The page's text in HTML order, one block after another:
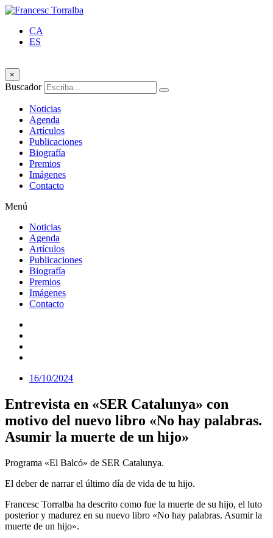
CA
ES
×
Buscador
Noticias
Agenda
Artículos
Publicaciones
Biografía
Premios
Imágenes
Contacto
Menú
Noticias
Agenda
Artículos
Publicaciones
Biografía
Premios
Imágenes
Contacto
16/10/2024
Entrevista en «SER Catalunya» con
motivo del nuevo libro «No hay palabras.
Asumir la muerte de un hijo»
Programa «El Balcó» de SER Catalunya.
El deber de narrar el último día de vida de tu hijo.
Francesc Torralba ha descrito como fue la muerte de su hijo, el luto
posterior y madurez en su nuevo libro «No hay palabras. Asumir la
muerte de un hijo».